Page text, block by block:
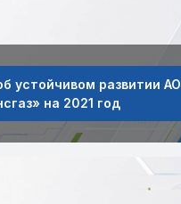
устойчивом развитии АО
на 2021 год